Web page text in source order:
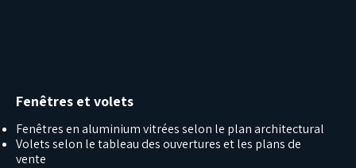
Fenêtres et volets
Fenêtres en aluminium vitrées selon le plan architectural
Volets selon le tableau des ouvertures et les plans de
vente